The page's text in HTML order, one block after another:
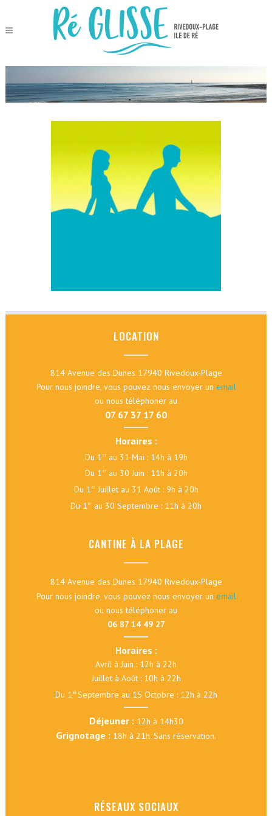
LOCATION
814 Avenue des Dunes 17940 Rivedoux-Plage
Pour nous joindre, vous pouvez nous envoyer un email
ou nous téléphoner au
07 67 37 17 60
Horaires :
Du 1 erau 31 Mai : 14h à 19h
Du 1 erau 30 Juin : 11h à 20h
Du 1 erJuillet au 31 Août : 9h à 20h
Du 1 er au 30 Septembre : 11h à 20h
CANTINE À LA PLAGE
814 Avenue des Dunes 17940 Rivedoux-Plage
Pour nous joindre, vous pouvez nous envoyer un email
ou nous téléphoner au
06 87 14 49 27
Horaires :
Avril à Juin : 12h à 22h
Juillet à Août : 10h à 22h
Du 1 er Septembre au 15 Octobre : 12h à 22h
Déjeuner : 12h à 14h30
Grignotage : 18h à 21h. Sans réservation.
RÉSEAUX SOCIAUX